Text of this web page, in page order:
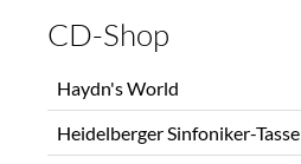
CD-Shop
überspringen
Haydn's World
Heidelberger Sinfoniker-Tasse